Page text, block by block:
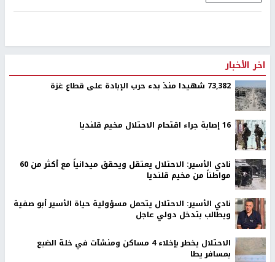
اخر الأخبار
73,382 شهيدا منذ بدء حرب الإبادة على قطاع غزة
16 إصابة جراء اقتحام الاحتلال مخيم قلنديا
نادي الأسير: الاحتلال يعتقل ويحقق ميدانياً مع أكثر من 60
مواطناً من مخيم قلنديا
نادي الأسير: الاحتلال يتحمل مسؤولية حياة الأسير أبو صفية
ويطالب بتدخل دولي عاجل
الاحتلال يخطر بإخلاء 4 مساكن ومنشآت في خلة الضبع
بمسافر يطا